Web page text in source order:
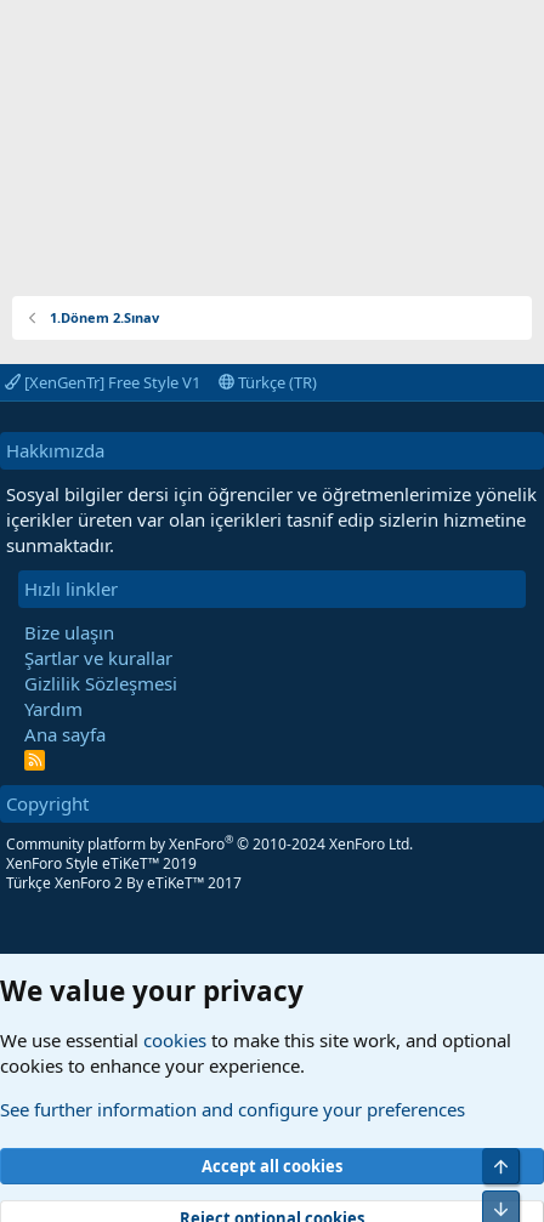
1.Dönem 2.Sınav
[XenGenTr] Free Style V1 Türkçe (TR)
Hakkımızda
Sosyal bilgiler dersi için öğrenciler ve öğretmenlerimize yönelik
içerikler üreten var olan içerikleri tasnif edip sizlerin hizmetine
sunmaktadır.
Hızlı linkler
Bize ulaşın
Şartlar ve kurallar
Gizlilik Sözleşmesi
Yardım
Ana sayfa
R
S
Copyright
Community platform by XenForo® © 2010-2024 XenForo Ltd.
XenForo Style eTiKeT™ 2019
Türkçe XenForo 2 By eTiKeT™ 2017
We value your privacy
We use essential cookies to make this site work, and optional
cookies to enhance your experience.
See further information and configure your preferences
Accept all cookies
Alt